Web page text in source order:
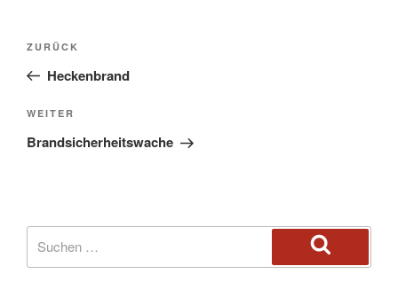
ZURÜCK
Heckenbrand
WEITER
Brandsicherheitswache